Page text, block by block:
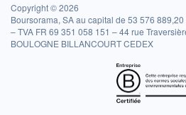
Copyright © 2026
Boursorama, SA au capital de 53 576
– TVA FR 69 351 058 151 – 44 rue
BOULOGNE BILLANCOURT CEDEX